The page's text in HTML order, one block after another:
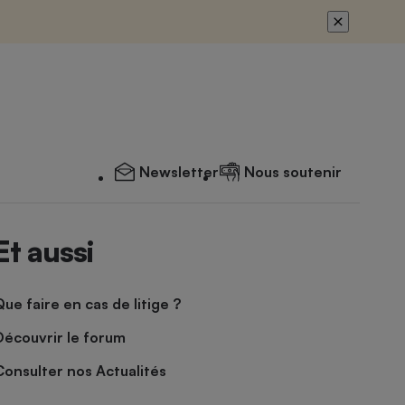
Newsletter Nous soutenir
aussi
faire en cas de litige ?
le forum
nos Actualités